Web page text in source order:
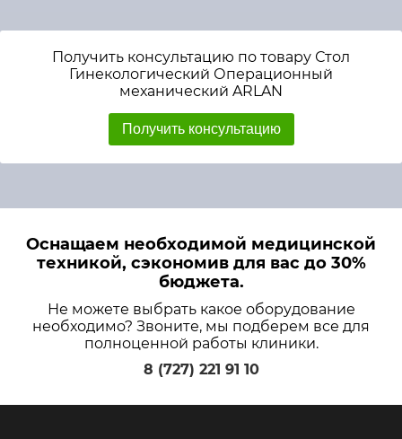
Получить консультацию по товару Стол
Гинекологический Операционный
механический ARLAN
Получить консультацию
Оснащаем необходимой медицинской
техникой, сэкономив для вас до 30%
бюджета.
Не можете выбрать какое оборудование
необходимо? Звоните, мы подберем все для
полноценной работы клиники.
8 (727) 221 91 10